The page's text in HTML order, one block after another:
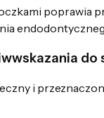
poprawia
i